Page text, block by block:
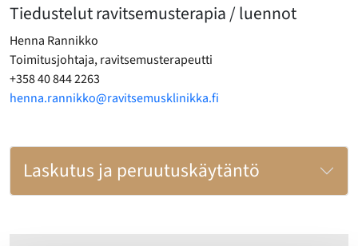
Tiedustelut ravitsemusterapia / luennot
Henna Rannikko
Toimitusjohtaja, ravitsemusterapeutti
+358 40 844 2263
henna.rannikko@ravitsemusklinikka.fi
Laskutus ja peruutuskäytäntö